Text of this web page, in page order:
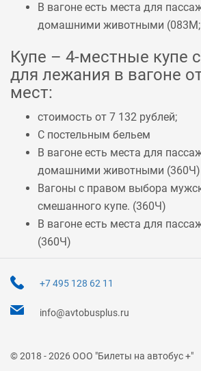
В вагоне есть места для
домашними животными (083М;
Купе – 4-местные купе
для лежания в вагоне
мест:
стоимость от 7 132 рублей;
С постельным бельем
В вагоне есть места для
домашними животными (360Ч)
Вагоны с правом выбора
смешанного купе. (360Ч)
В вагоне есть места для
(360Ч)
+7 495 128 62 11
info@avtobusplus.ru
© 2018 - 2026 ООО "Билеты на автобус +"